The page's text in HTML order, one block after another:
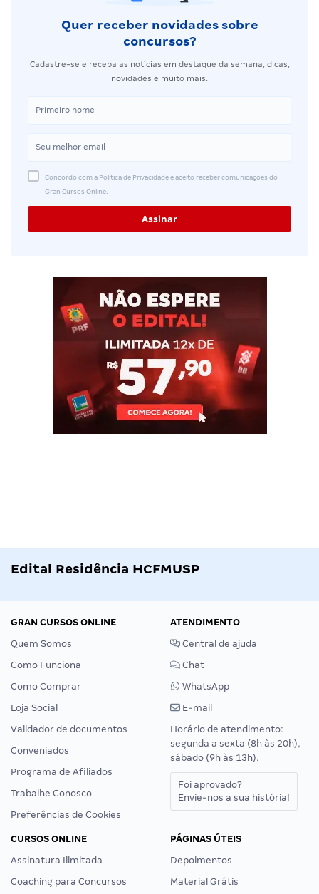
Quer receber novidades sobre
concursos?
Cadastre-se e receba as notícias em destaque da semana, dicas,
novidades e muito mais.
Concordo com a Política de Privacidade e aceito receber comunicações do
Gran Cursos Online.
Edital Residência HCFMUSP
GRAN CURSOS ONLINE
Quem Somos
Como Funciona
Como Comprar
Loja Social
Validador de documentos
Conveniados
Programa de Afiliados
Trabalhe Conosco
Preferências de Cookies
ATENDIMENTO
Central de ajuda
Chat
WhatsApp
E-mail
Horário de atendimento:
segunda a sexta (8h às 20h),
sábado (9h às 13h).
Foi aprovado?
Envie-nos a sua história!
CURSOS ONLINE
Assinatura Ilimitada
Coaching para Concursos
PÁGINAS ÚTEIS
Depoimentos
Material Grátis